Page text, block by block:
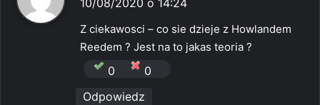
:
10/08/2020 o 14:24
Z ciekawosci – co sie dzieje z Howlandem
Reedem ? Jest na to jakas teoria ?
0
0
Odpowiedz